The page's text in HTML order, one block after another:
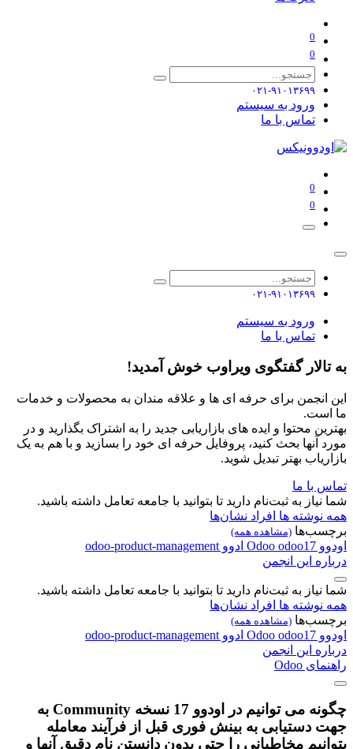
0
0
۰۲۱-۹۱۰۱۳۶۹۹
ورود به سیستم
تماس با ما
0
0
۰۲۱-۹۱۰۱۳۶۹۹
ورود به سیستم
تماس با ما
به تالار گفتگوی ویراوب خوش آمدید!
این انجمن برای حرفه ای ها و علاقه مندان به محصولات و خدمات
ما است.
بهترین محتوا و ایده های بازاریابی جدید را به اشتراک بگذارید و در
مورد آنها بحث کنید، پروفایل حرفه ای خود را بسازید و با هم به یک
بازاریاب بهتر تبدیل شوید.
تماس با ما
شما نیاز به ثبت‌نام دارید تا بتوانید با جامعه تعامل داشته باشید.
همه نوشته ها افراد نشان‌ها
برچسب‌ها (مشاهده همه)
اودوو Odoo odoo17 ادوو odoo-product-management
درباره این انجمن
شما نیاز به ثبت‌نام دارید تا بتوانید با جامعه تعامل داشته باشید.
همه نوشته ها افراد نشان‌ها
برچسب‌ها (مشاهده همه)
اودوو Odoo odoo17 ادوو odoo-product-management
درباره این انجمن
راهنمای Odoo
چگونه می توانیم در اودوو 17 نسخه Community به
جهت دستیابی به بینش فوری قبل از فرآیند معامله
بتوانیم مخاطبانی را حتی بدون دانستن نام دقیق آنها و